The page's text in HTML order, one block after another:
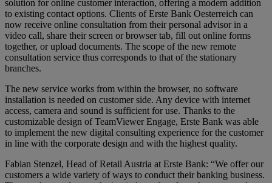
solution for online customer interaction, offering a modern addition
to existing contact options. Clients of Erste Bank Oesterreich can
now receive online consultation from their personal advisor in a
video call, share their screen or browser tab, fill out online forms
together, or upload documents. The scope of the new remote
consultation service thus corresponds to that of the stationary
branches.
The new service works from within the browser, no software
installation is needed on customer side. Any device with internet
access, camera and sound is sufficient for use. Thanks to the
customizable design of TeamViewer Engage, Erste Bank was able
to implement the new digital consulting experience for the customer
in line with the corporate design and with the highest quality.
Fabian Stenzel, Head of Retail Austria at Erste Bank: “We offer our
customers a wide variety of ways to conduct their banking business.